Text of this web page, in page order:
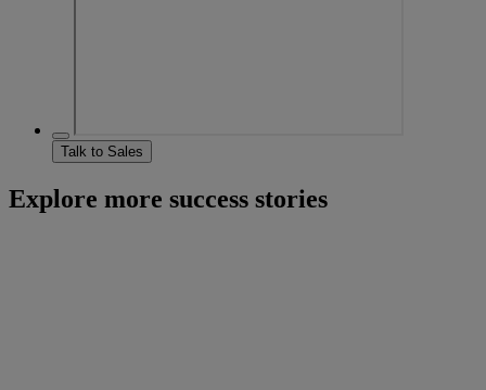
Talk to Sales
Explore more success stories